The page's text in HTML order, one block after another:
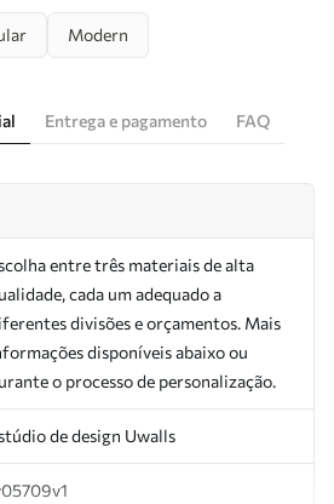
Modern
Entrega e pagamento FAQ
entre três materiais de alta
cada um adequado a
divisões e orçamentos. Mais
disponíveis abaixo ou
o processo de personalização.
de design Uwalls